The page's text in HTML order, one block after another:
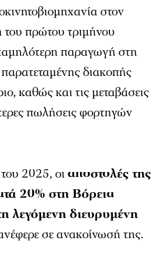
στον
πρώτου τριμήνου
παραγωγή στη
διακοπής
καθώς και τις μεταβάσεις
πωλήσεις φορτηγών
2025, οιαποστολές της
20% στη Βόρεια
λεγόμενη διευρυμένη
σε ανακοίνωσή της.